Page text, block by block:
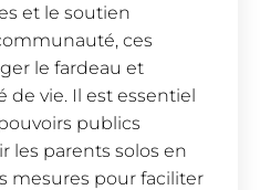
et le soutien
ces
le fardeau et
de vie. Il est essentiel
publics
les parents solos en
mesures pour faciliter